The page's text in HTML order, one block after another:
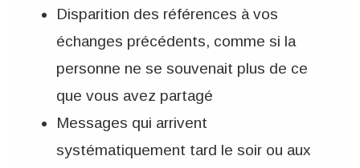
Disparition des références à vos
échanges précédents, comme si la
personne ne se souvenait plus de ce
que vous avez partagé
Messages qui arrivent
systématiquement tard le soir ou aux